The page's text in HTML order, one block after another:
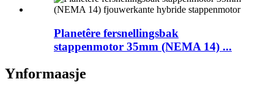
Planetêre fersnellingsbak
stappenmotor 35mm (NEMA 14) ...
Ynformaasje